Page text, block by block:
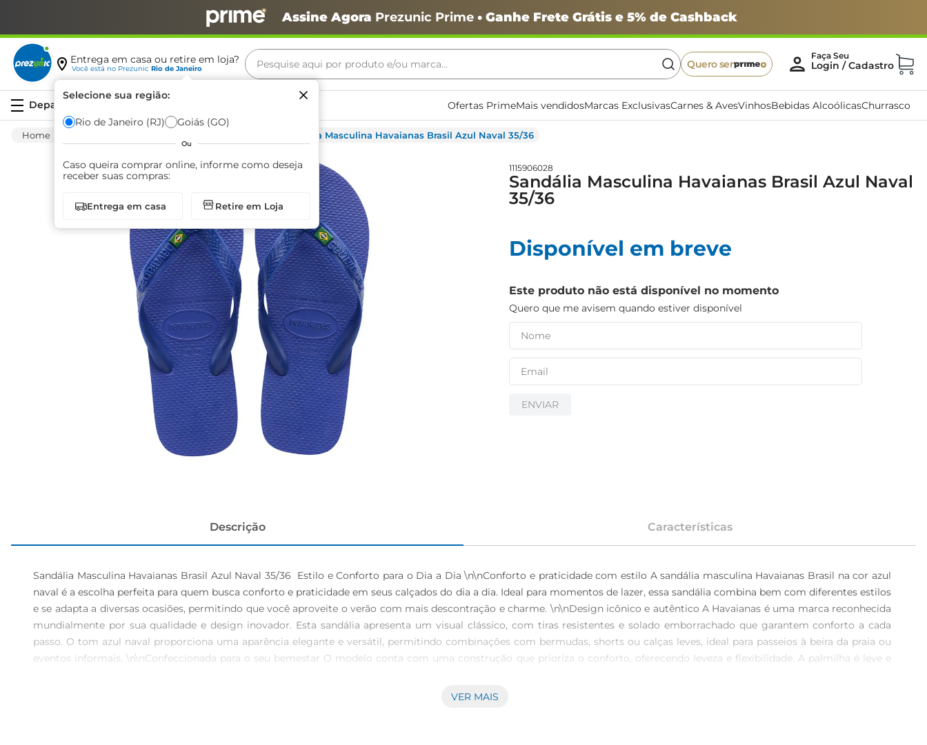
Assine Agora Prezunic Prime• Ganhe Frete Grátis e 5% de Cashback
Entrega em casa ou retire em loja?
Você está no Prezunic Rio de Janeiro
Selecione sua região:
Rio de Janeiro (RJ) Goiás (GO)
Ou
Caso queira comprar online, informe como deseja
receber suas compras:
Entrega em casa Retire em Loja
Pesquise aqui por produto e/ou marca...
Quero ser
Ofertas PrimeMais vendidosMarcas ExclusivasCarnes & AvesVinhosBebidas AlcoólicasChurrasco
Sandália Masculina Havaianas Brasil Azul Naval 35/36
1115906028
Sandália Masculina Havaianas Brasil Azul Naval
35/36
Disponível em breve
Este produto não está disponível no momento
Quero que me avisem quando estiver disponível
ENVIAR
Descrição Características
Sandália Masculina Havaianas Brasil Azul Naval 35/36  Estilo e Conforto para o Dia a Dia \n\nConforto e praticidade com estilo A sandália masculina Havaianas Brasil na cor azul
naval é a escolha perfeita para quem busca conforto e praticidade em seus calçados do dia a dia. Ideal para momentos de lazer, essa sandália combina bem com diferentes estilos
e se adapta a diversas ocasiões, permitindo que você aproveite o verão com mais descontração e charme. \n\nDesign icônico e autêntico A Havaianas é uma marca reconhecida
mundialmente por sua qualidade e design inovador. Esta sandália apresenta um visual clássico, com tiras resistentes e solado emborrachado que garantem conforto a cada
passo. O tom azul naval proporciona uma aparência elegante e versátil, permitindo combinações com bermudas, shorts ou calças leves, ideal para passeios à beira da praia ou
eventos informais. \n\nConfeccionada para o seu bemestar O modelo conta com uma construção que prioriza o conforto, oferecendo leveza e flexibilidade. A palmilha é leve e
reconhecidas por sua durabilidade, tornandose um investimento inteligente para o seu guardaroupa. Além disso, a numeração 35/36 atende perfeitamente aos pés masculinos,
VER MAIS
Termos mais buscados
café
biscoito
azeite
arroz
iogurte
papel higiênico
cerveja